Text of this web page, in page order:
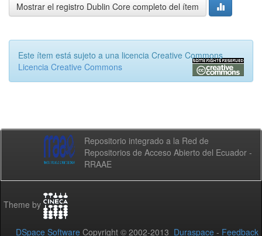
Mostrar el registro Dublin Core completo del ítem
Este ítem está sujeto a una licencia Creative Commons
Licencia Creative Commons
Repositorio integrado a la Red de
Repositorios de Acceso Abierto del Ecuador -
RRAAE
Theme by
DSpace Software Copyright © 2002-2013 Duraspace - Feedback